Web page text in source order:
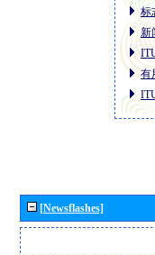
标
新
有
[Newsflashes]